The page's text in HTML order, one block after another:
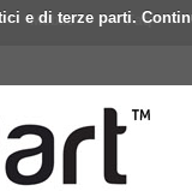
e di terze parti.
Mobile Faq